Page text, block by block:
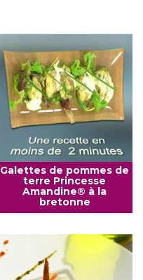
Galettes de pommes de
terre Princesse
Amandine® à la
bretonne